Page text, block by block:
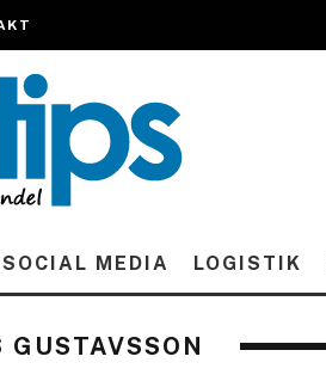
SOCIAL MEDIA LOGISTIK